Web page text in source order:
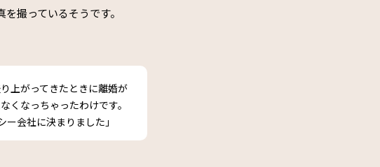
撮っているそうです。
上がってきたときに離婚が
くなっちゃったわけです。
会社に決まりました」